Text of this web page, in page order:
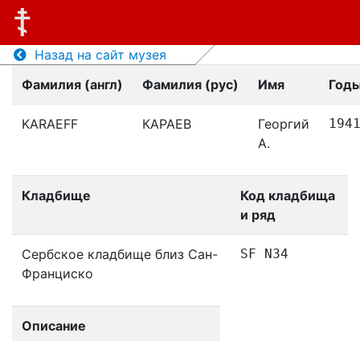
Назад на сайт музея
Фамилия (англ)
Фамилия (рус) Имя
KARAEFF КАРАЕВ
Георгий
А.
1941
Кладбище
Код кладбища
и ряд
Сербское кладбище близ Сан-
Франциско
SF N34
Описание